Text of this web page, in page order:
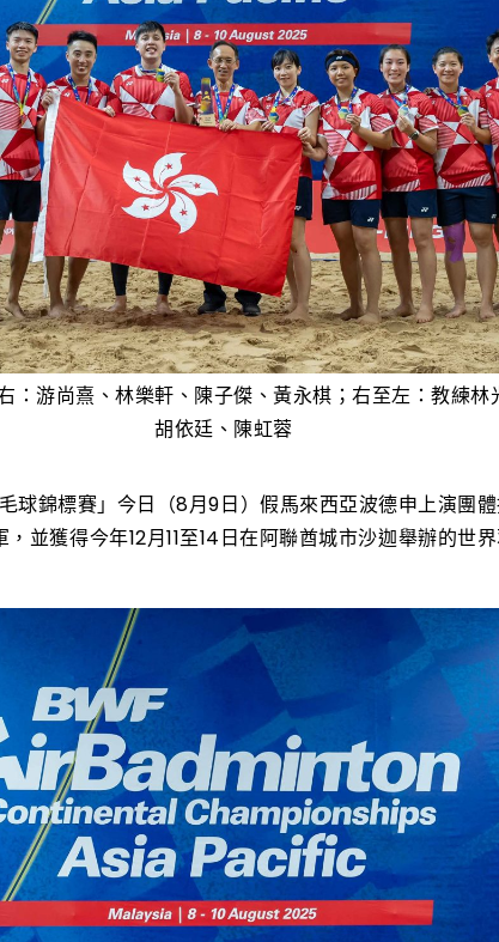
：游尚熹、林樂軒、陳子傑、黃永棋；右至左：教練林
胡依廷、陳虹蓉
球錦標賽」今日（8月9日）假馬來西亞波德申上演團
並獲得今年12月11至14日在阿聯酋城市沙迦舉辦的世